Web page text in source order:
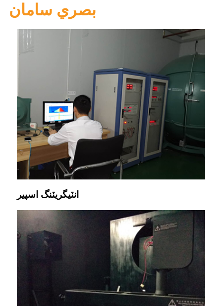
بصري سامان
انٽيگريٽنگ اسپير